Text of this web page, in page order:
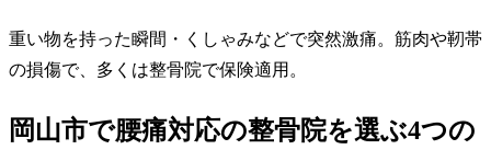
重い物を持った瞬間・くしゃみなどで突然激痛。筋肉や靭帯
の損傷で、多くは整骨院で保険適用。
岡山市で腰痛対応の整骨院を選ぶ4つの